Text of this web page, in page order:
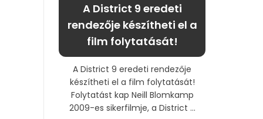
A District 9 eredeti
rendezője készítheti el a
film folytatását!
A District 9 eredeti rendezője
készítheti el a film folytatását!
Folytatást kap Neill Blomkamp
2009-es sikerfilmje, a District ...